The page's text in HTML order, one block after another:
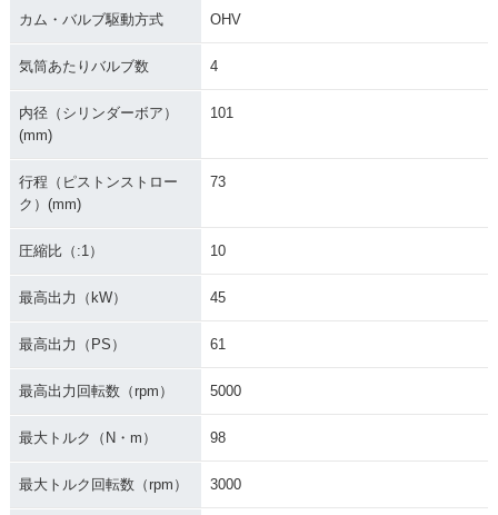
カム・バルブ駆動方式 OHV
気筒あたりバルブ数 4
内径（シリンダーボア）
(mm)
101
行程（ピストンストロー
ク）(mm)
73
圧縮比（:1） 10
最高出力（kW） 45
最高出力（PS） 61
最高出力回転数（rpm） 5000
最大トルク（N・m） 98
最大トルク回転数（rpm） 3000